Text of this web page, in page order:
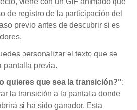
viene con un GIF animado que
de registro de la participación del
previo antes de descubrir si es
personalizar el texto que se
pantalla previa.
quieres que sea la transición?":
la transición a la pantalla donde
si ha sido ganador. Esta